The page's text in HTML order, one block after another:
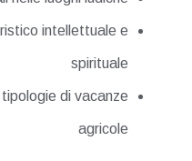
intellettuale e
spirituale
di vacanze
agricole